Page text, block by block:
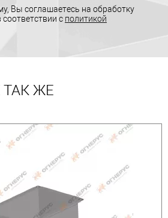
Вы соглашаетесь на обработку
с политикой
ЖЕ